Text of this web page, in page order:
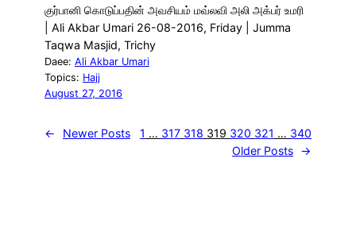
குர்பானி கொடுப்பதின் அவசியம் மவ்லவி அலி அக்பர் உமரி
| Ali Akbar Umari 26-08-2016, Friday | Jumma
Taqwa Masjid, Trichy
Daee: Ali Akbar Umari
Topics: Hajj
August 27, 2016
← Newer Posts 1 … 317 318 319 320 321 … 340
Older Posts →